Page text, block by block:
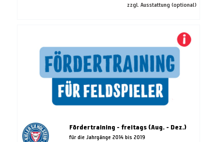
zzgl. Ausstattung (optional)
Fördertraining - freitags (Aug. - Dez.)
für die Jahrgänge 2014 bis 2019